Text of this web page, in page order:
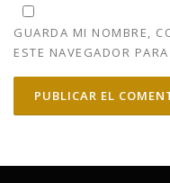
GUARDA MI NOMBRE,
ESTE NAVEGADOR